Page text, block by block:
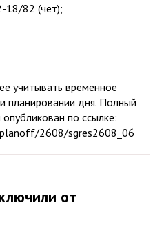
18/82 (чет);
учитывать временное
планировании дня. Полный
по ссылке:
2608/sgres2608_06
от